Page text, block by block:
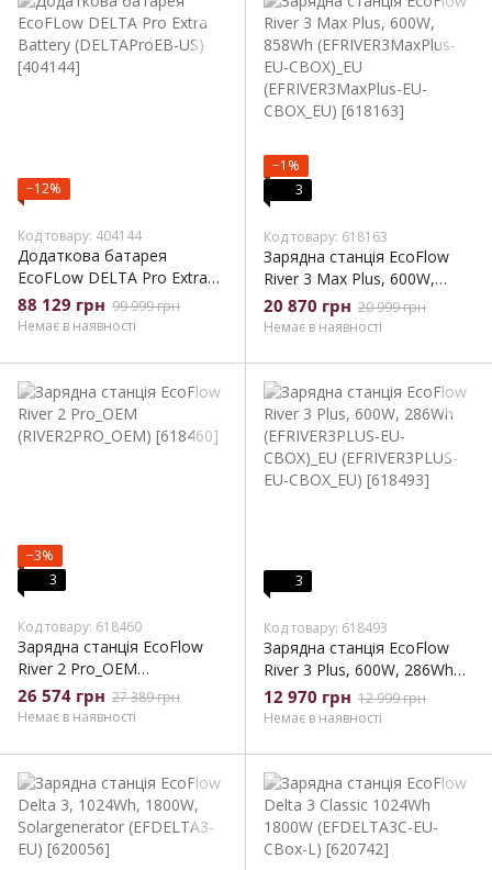
−12%
Код товару: 404144
Додаткова батарея
EcoFLow DELTA Pro Extra
Battery (DELTAProEB-US)
88 129 грн 99 999 грн
Немає в наявності
−1%
3
Код товару: 618163
Зарядна станція EcoFlow
River 3 Max Plus, 600W,
858Wh (EFRIVER3MaxPlus-
EU-CBOX)_EU
CBOX_EU)
20 870 грн 20 999 грн
Немає в наявності
−3%
3
Код товару: 618460
Зарядна станція EcoFlow
River 2 Pro_OEM
(RIVER2PRO_OEM)
26 574 грн 27 389 грн
Немає в наявності
3
Код товару: 618493
Зарядна станція EcoFlow
River 3 Plus, 600W, 286Wh
(EFRIVER3PLUS-EU-
CBOX)_EU (EFRIVER3PLUS-
12 970 грн 12 999 грн
Немає в наявності